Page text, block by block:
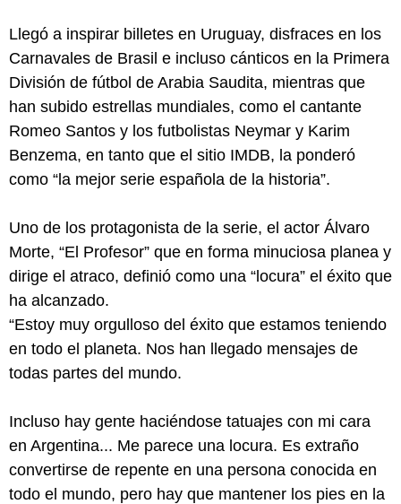
Llegó a inspirar billetes en Uruguay, disfraces en los
Carnavales de Brasil e incluso cánticos en la Primera
División de fútbol de Arabia Saudita, mientras que
han subido estrellas mundiales, como el cantante
Romeo Santos y los futbolistas Neymar y Karim
Benzema, en tanto que el sitio IMDB, la ponderó
como “la mejor serie española de la historia”.
Uno de los protagonista de la serie, el actor Álvaro
Morte, “El Profesor” que en forma minuciosa planea y
dirige el atraco, definió como una “locura” el éxito que
ha alcanzado.
“Estoy muy orgulloso del éxito que estamos teniendo
en todo el planeta. Nos han llegado mensajes de
todas partes del mundo.
Incluso hay gente haciéndose tatuajes con mi cara
en Argentina... Me parece una locura. Es extraño
convertirse de repente en una persona conocida en
todo el mundo, pero hay que mantener los pies en la